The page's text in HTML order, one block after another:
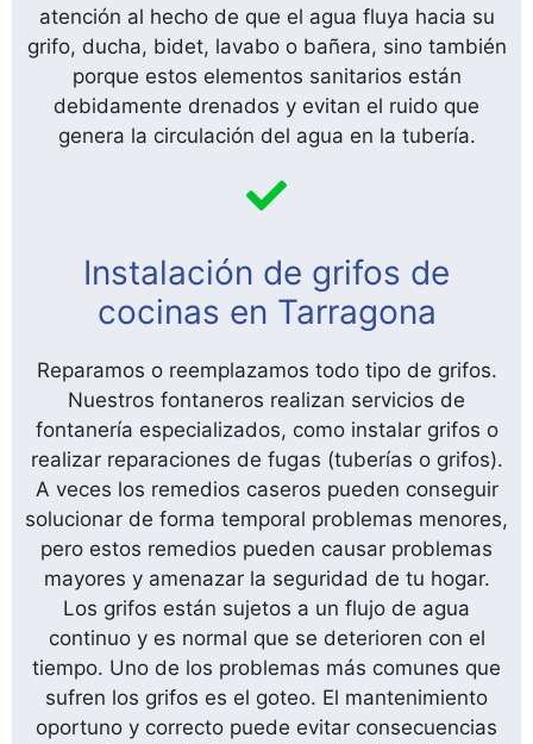
atención al hecho de que el agua fluya hacia su
grifo, ducha, bidet, lavabo o bañera, sino también
porque estos elementos sanitarios están
debidamente drenados y evitan el ruido que
genera la circulación del agua en la tubería.
Instalación de grifos de
cocinas en Tarragona
Reparamos o reemplazamos todo tipo de grifos.
Nuestros fontaneros realizan servicios de
fontanería especializados, como instalar grifos o
realizar reparaciones de fugas (tuberías o grifos).
A veces los remedios caseros pueden conseguir
solucionar de forma temporal problemas menores,
pero estos remedios pueden causar problemas
mayores y amenazar la seguridad de tu hogar.
Los grifos están sujetos a un flujo de agua
continuo y es normal que se deterioren con el
tiempo. Uno de los problemas más comunes que
sufren los grifos es el goteo. El mantenimiento
oportuno y correcto puede evitar consecuencias